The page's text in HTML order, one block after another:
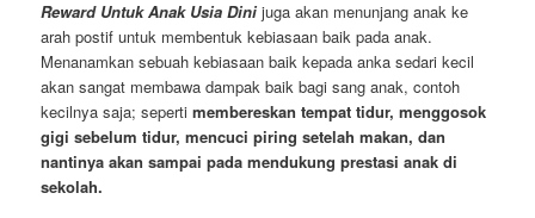
Reward Untuk Anak Usia Dini juga akan menunjang anak ke
arah postif untuk membentuk kebiasaan baik pada anak.
Menanamkan sebuah kebiasaan baik kepada anka sedari kecil
akan sangat membawa dampak baik bagi sang anak, contoh
kecilnya saja; sepertimembereskan tempat tidur, menggosok
gigi sebelum tidur, mencuci piring setelah makan, dan
nantinya akan sampai pada mendukung prestasi anak di
sekolah.